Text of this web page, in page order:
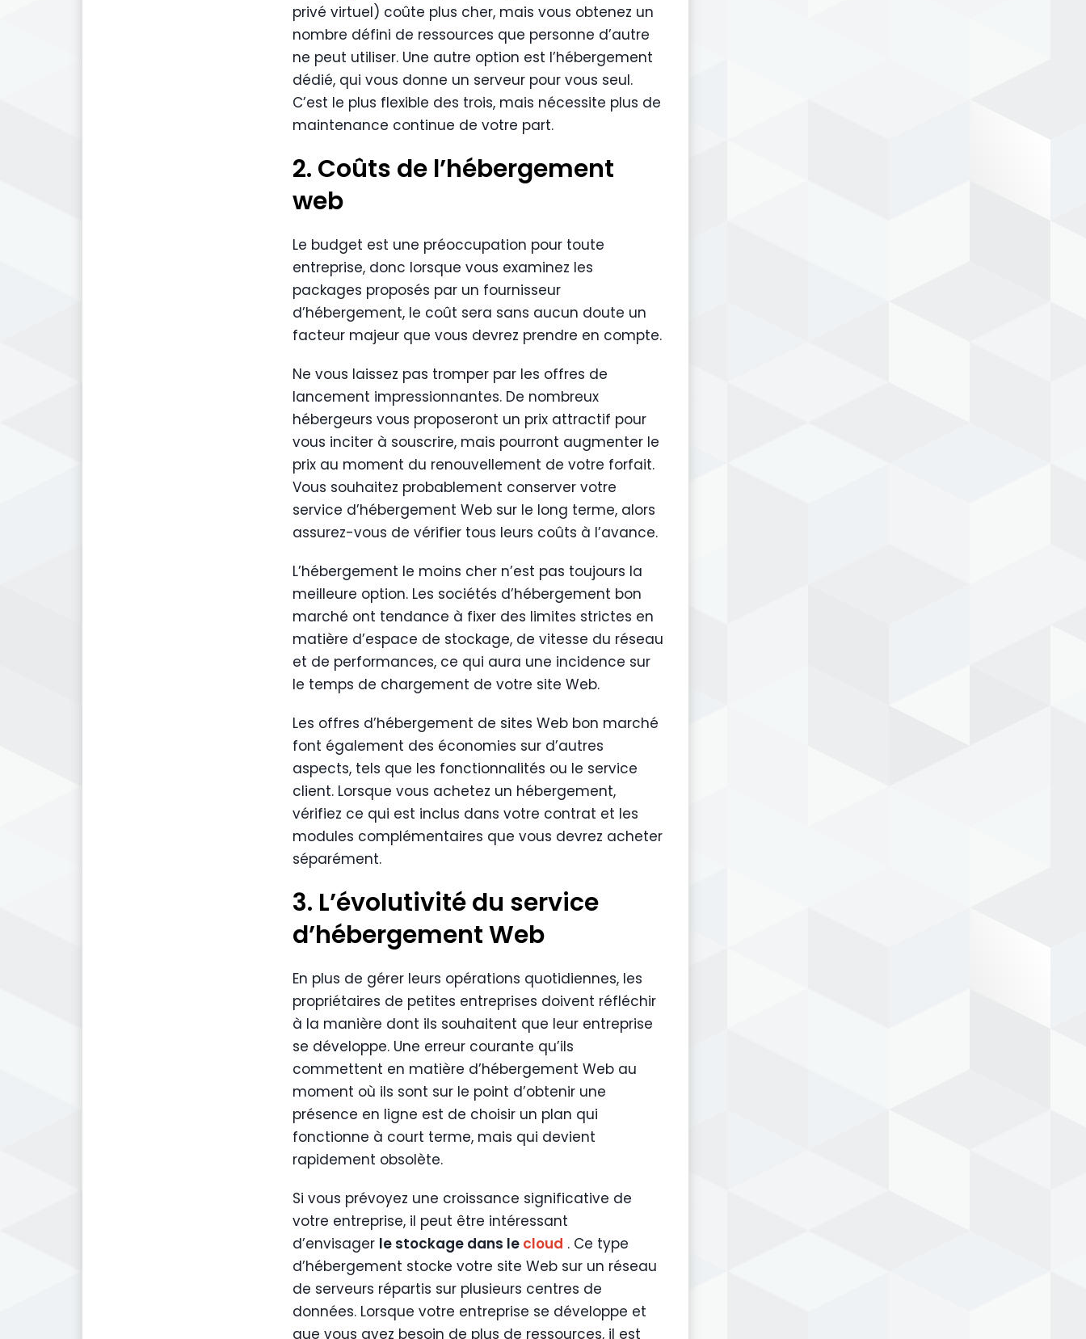
privé virtuel) coûte plus cher, mais vous obtenez un
nombre défini de ressources que personne d’autre
ne peut utiliser. Une autre option est l’hébergement
dédié, qui vous donne un serveur pour vous seul.
C’est le plus flexible des trois, mais nécessite plus de
maintenance continue de votre part.
2. Coûts de l’hébergement
web
Le budget est une préoccupation pour toute
entreprise, donc lorsque vous examinez les
packages proposés par un fournisseur
d’hébergement, le coût sera sans aucun doute un
facteur majeur que vous devrez prendre en compte.
Ne vous laissez pas tromper par les offres de
lancement impressionnantes. De nombreux
hébergeurs vous proposeront un prix attractif pour
vous inciter à souscrire, mais pourront augmenter le
prix au moment du renouvellement de votre forfait.
Vous souhaitez probablement conserver votre
service d’hébergement Web sur le long terme, alors
assurez-vous de vérifier tous leurs coûts à l’avance.
L’hébergement le moins cher n’est pas toujours la
meilleure option. Les sociétés d’hébergement bon
marché ont tendance à fixer des limites strictes en
matière d’espace de stockage, de vitesse du réseau
et de performances, ce qui aura une incidence sur
le temps de chargement de votre site Web.
Les offres d’hébergement de sites Web bon marché
font également des économies sur d’autres
aspects, tels que les fonctionnalités ou le service
client. Lorsque vous achetez un hébergement,
vérifiez ce qui est inclus dans votre contrat et les
modules complémentaires que vous devrez acheter
séparément.
3. L’évolutivité du service
d’hébergement Web
En plus de gérer leurs opérations quotidiennes, les
propriétaires de petites entreprises doivent réfléchir
à la manière dont ils souhaitent que leur entreprise
se développe. Une erreur courante qu’ils
commettent en matière d’hébergement Web au
moment où ils sont sur le point d’obtenir une
présence en ligne est de choisir un plan qui
fonctionne à court terme, mais qui devient
rapidement obsolète.
Si vous prévoyez une croissance significative de
votre entreprise, il peut être intéressant
d’envisager le stockage dans le cloud . Ce type
d’hébergement stocke votre site Web sur un réseau
de serveurs répartis sur plusieurs centres de
données. Lorsque votre entreprise se développe et
que vous avez besoin de plus de ressources, il est